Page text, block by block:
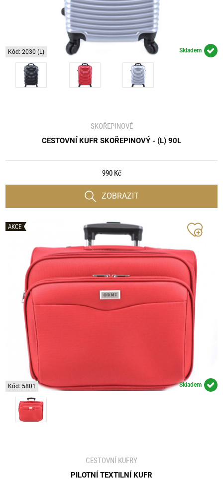
Kód: 2030 (L) Skladem
SKOŘEPINOVÉ
CESTOVNÍ KUFR SKOŘEPINOVÝ - (L) 90L
990 Kč
ZOBRAZIT
AKCE
Kód: 5801 Skladem
CESTOVNÍ KUFRY
PILOTNÍ TEXTILNÍ KUFR